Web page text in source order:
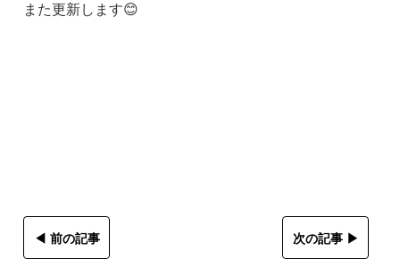
また更新します😊
◀︎ 前の記事 次の記事 ▶︎